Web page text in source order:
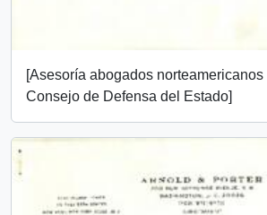
[Asesoría abogados norteamericanos
Consejo de Defensa del Estado]